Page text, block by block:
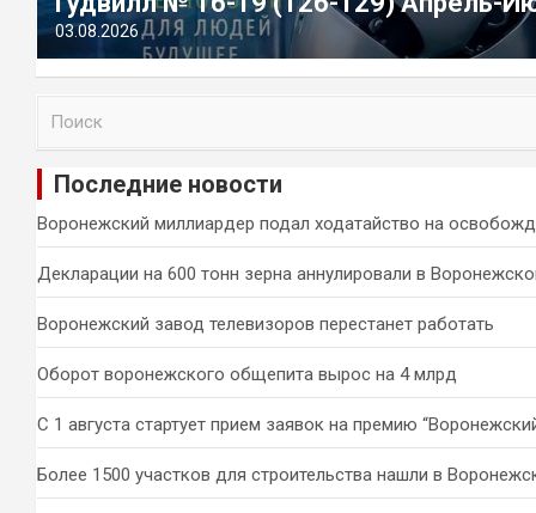
03.08.2026
и
Последние новости
Воронежский миллиардер подал ходатайство на
Декларации на 600 тонн зерна аннулировали в
Воронежский завод телевизоров перестанет работать
Оборот воронежского общепита вырос на 4 млрд
С 1 августа стартует прием заявок на премию
Более 1500 участков для строительства нашли в